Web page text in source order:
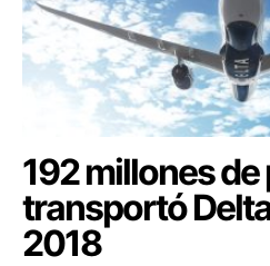
192 millones
transportó
2018